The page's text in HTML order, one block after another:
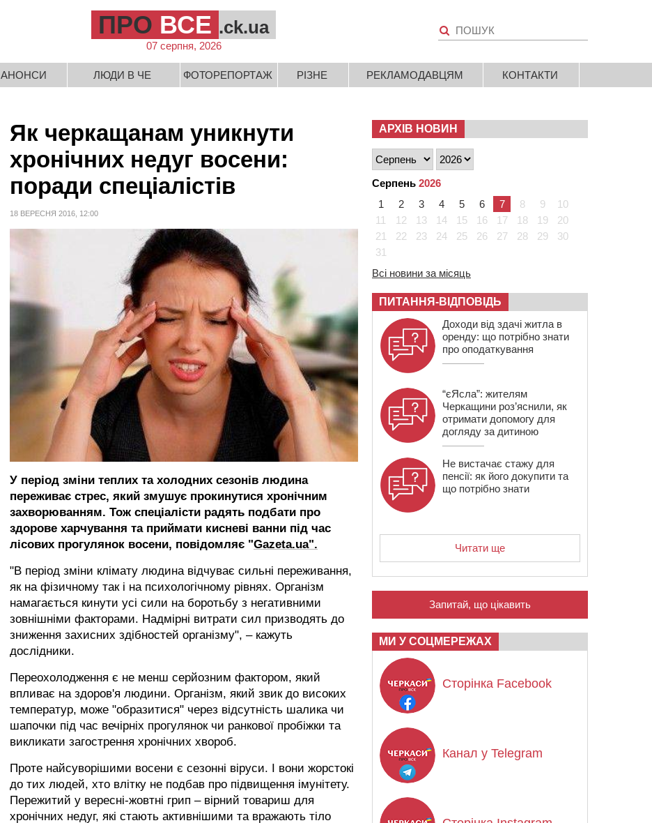
ПРО ВСЕ .ck.ua
07 серпня, 2026
АНОНСИ ЛЮДИ В ЧЕ ФОТОРЕПОРТАЖ РІЗНЕ РЕКЛАМОДАВЦЯМ КОНТАКТИ
Як черкащанам уникнути
хронічних недуг восени:
поради спеціалістів
18 ВЕРЕСНЯ 2016, 12:00
У період зміни теплих та холодних сезонів людина
переживає стрес, який змушує прокинутися хронічним
захворюванням. Тож спеціалісти радять подбати про
здорове харчування та приймати кисневі ванни під час
лісових прогулянок восени, повідомляє "Gazeta.ua".
"В період зміни клімату людина відчуває сильні переживання,
як на фізичному так і на психологічному рівнях. Організм
намагається кинути усі сили на боротьбу з негативними
зовнішніми факторами. Надмірні витрати сил призводять до
зниження захисних здібностей організму", – кажуть
дослідники.
Переохолодження є не менш серйозним фактором, який
впливає на здоров'я людини. Організм, який звик до високих
температур, може "образитися" через відсутність шалика чи
шапочки під час вечірніх прогулянок чи ранкової пробіжки та
викликати загострення хронічних хвороб.
Проте найсуворішими восени є сезонні віруси. І вони жорстокі
до тих людей, хто влітку не подбав про підвищення імунітету.
Пережитий у вересні-жовтні грип – вірний товариш для
хронічних недуг, які стають активнішими та вражають тіло
АРХІВ НОВИН
Серпень 2026
1
2 3 4 5 6 7 8 9
10
11
12 13 14 15 16 17 18 19
20
21
22 23 24 25 26 27 28 29
30
31
Всі новини за місяць
ПИТАННЯ-ВІДПОВІДЬ
Доходи від здачі житла в
оренду: що потрібно знати
про оподаткування
“єЯсла”: жителям
Черкащини роз’яснили, як
отримати допомогу для
догляду за дитиною
Не вистачає стажу для
пенсії: як його докупити та
що потрібно знати
Читати ще
Запитай, що цікавить
МИ У СОЦМЕРЕЖАХ
Сторінка Facebook
Канал у Telegram